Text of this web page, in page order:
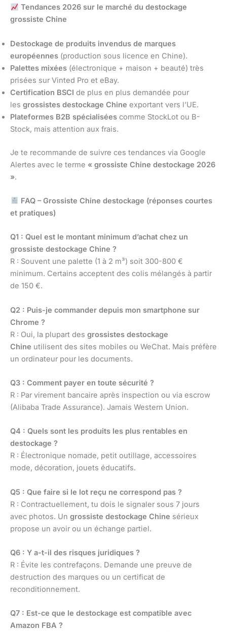
Tendances 2026 sur le marché du destockage
grossiste Chine
Destockage de produits invendus de marques
européennes (production sous licence en Chine).
Palettes mixées (électronique + maison + beauté) très
prisées sur Vinted Pro et eBay.
Certification BSCI de plus en plus demandée pour
les grossistes destockage Chine exportant vers l’UE.
Plateformes B2B spécialisées comme StockLot ou B-
Stock, mais attention aux frais.
Je te recommande de suivre ces tendances via Google
Alertes avec le terme « grossiste Chine destockage 2026
».
FAQ – Grossiste Chine destockage (réponses courtes
et pratiques)
Q1 : Quel est le montant minimum d’achat chez un
grossiste destockage Chine ?
R : Souvent une palette (1 à 2 m³) soit 300-800 €
minimum. Certains acceptent des colis mélangés à partir
de 150 €.
Q2 : Puis-je commander depuis mon smartphone sur
Chrome ?
R : Oui, la plupart des grossistes destockage
Chine utilisent des sites mobiles ou WeChat. Mais préfère
un ordinateur pour les documents.
Q3 : Comment payer en toute sécurité ?
R : Par virement bancaire après inspection ou via escrow
(Alibaba Trade Assurance). Jamais Western Union.
Q4 : Quels sont les produits les plus rentables en
destockage ?
R : Électronique nomade, petit outillage, accessoires
mode, décoration, jouets éducatifs.
Q5 : Que faire si le lot reçu ne correspond pas ?
R : Contractuellement, tu dois le signaler sous 7 jours
avec photos. Un grossiste destockage Chine sérieux
propose un avoir ou un échange partiel.
Q6 : Y a-t-il des risques juridiques ?
R : Évite les contrefaçons. Demande une preuve de
destruction des marques ou un certificat de
reconditionnement.
Q7 : Est-ce que le destockage est compatible avec
Amazon FBA ?